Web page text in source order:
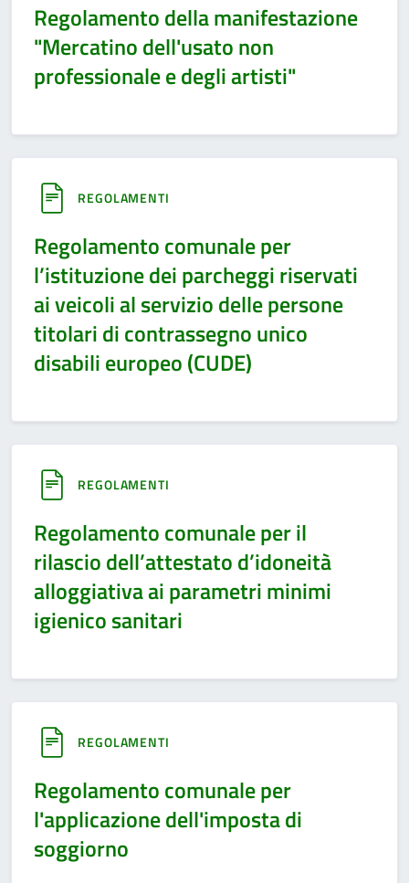
Regolamento della manifestazione
"Mercatino dell'usato non
professionale e degli artisti"
REGOLAMENTI
Regolamento comunale per
l’istituzione dei parcheggi riservati
ai veicoli al servizio delle persone
titolari di contrassegno unico
disabili europeo (CUDE)
REGOLAMENTI
Regolamento comunale per il
rilascio dell’attestato d’idoneità
alloggiativa ai parametri minimi
igienico sanitari
REGOLAMENTI
Regolamento comunale per
l'applicazione dell'imposta di
soggiorno